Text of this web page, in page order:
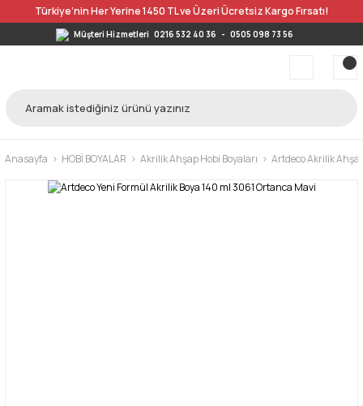
Türkiye’nin Her Yerine 1450 TL ve Üzeri Ücretsiz Kargo Fırsatı!
Müşteri Hizmetleri 0216 532 40 36 - 0505 098 73 56
Anasayfa HOBİ BOYALAR Akrilik Ahşap Hobi Boyaları Artdeco Akrilik